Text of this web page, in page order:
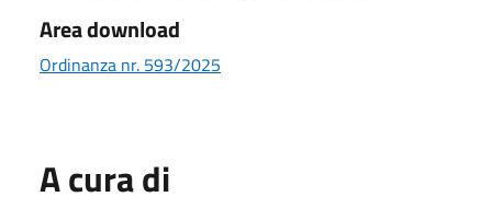
Area download
Ordinanza nr. 593/2025
A cura di